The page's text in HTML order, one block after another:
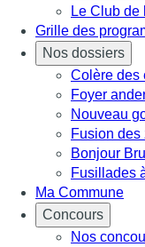
Le Club de
Grille des
Nos dossiers
Colère des
Foyer
Nouveau
Fusion
Bonjour
Fusillades
Ma Commune
Concours
Nos